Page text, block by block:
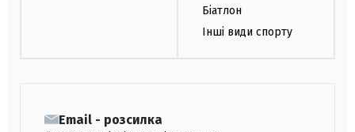
Біатлон
Інші види спорту
Email - розсилка